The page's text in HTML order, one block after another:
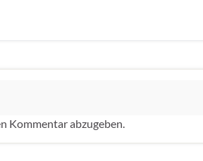
Kommentar abzugeben.